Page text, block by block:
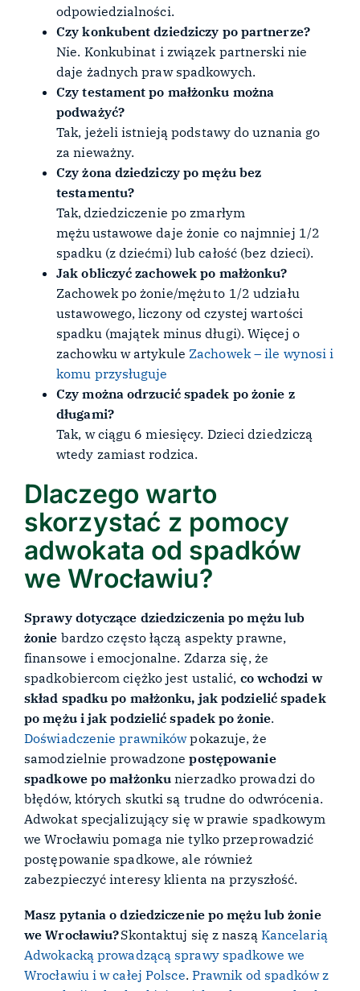
odpowiedzialności.
Czy konkubent dziedziczy po partnerze?
Nie. Konkubinat i związek partnerski nie
daje żadnych praw spadkowych.
Czy testament po małżonku można
podważyć?
Tak, jeżeli istnieją podstawy do uznania go
za nieważny.
Czy żona dziedziczy po mężu bez
testamentu?
Tak, dziedziczenie po zmarłym
mężu ustawowe daje żonie co najmniej 1/2
spadku (z dziećmi) lub całość (bez dzieci).
Jak obliczyć zachowek po małżonku?
Zachowek po żonie/mężu to 1/2 udziału
ustawowego, liczony od czystej wartości
spadku (majątek minus długi). Więcej o
zachowku w artykule Zachowek – ile wynosi i
komu przysługuje
Czy można odrzucić spadek po żonie z
długami?
Tak, w ciągu 6 miesięcy. Dzieci dziedziczą
wtedy zamiast rodzica.
Dlaczego warto
skorzystać z pomocy
adwokata od spadków
we Wrocławiu?
Sprawy dotyczące dziedziczenia po mężu lub
żonie bardzo często łączą aspekty prawne,
finansowe i emocjonalne. Zdarza się, że
spadkobiercom ciężko jest ustalić, co wchodzi w
skład spadku po małżonku, jak podzielić spadek
po mężu i jak podzielić spadek po żonie.
Doświadczenie prawnikówpokazuje, że
samodzielnie prowadzonepostępowanie
spadkowe po małżonku nierzadko prowadzi do
błędów, których skutki są trudne do odwrócenia.
Adwokat specjalizujący się w prawie spadkowym
we Wrocławiu pomaga nie tylko przeprowadzić
postępowanie spadkowe, ale również
zabezpieczyć interesy klienta na przyszłość.
Masz pytania o dziedziczenie po mężu lub żonie
we Wrocławiu?Skontaktuj się z naszą Kancelarią
Adwokacką prowadzącą sprawy spadkowe we
Wrocławiu i w całej Polsce. Prawnik od spadków z